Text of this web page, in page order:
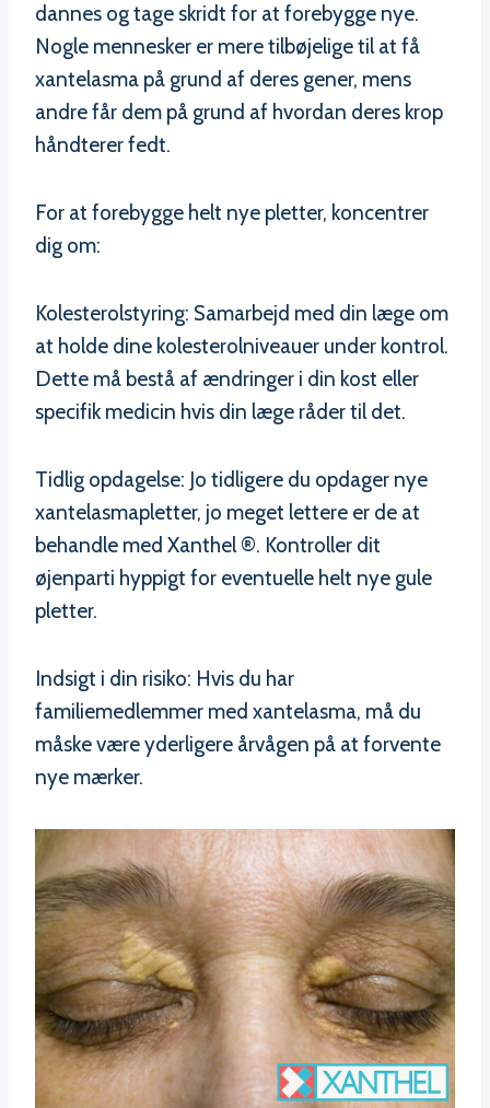
dannes og tage skridt for at forebygge nye.
Nogle mennesker er mere tilbøjelige til at få
xantelasma på grund af deres gener, mens
andre får dem på grund af hvordan deres krop
håndterer fedt.
For at forebygge helt nye pletter, koncentrer
dig om:
Kolesterolstyring: Samarbejd med din læge om
at holde dine kolesterolniveauer under kontrol.
Dette må bestå af ændringer i din kost eller
specifik medicin hvis din læge råder til det.
Tidlig opdagelse: Jo tidligere du opdager nye
xantelasmapletter, jo meget lettere er de at
behandle med Xanthel ®. Kontroller dit
øjenparti hyppigt for eventuelle helt nye gule
pletter.
Indsigt i din risiko: Hvis du har
familiemedlemmer med xantelasma, må du
måske være yderligere årvågen på at forvente
nye mærker.